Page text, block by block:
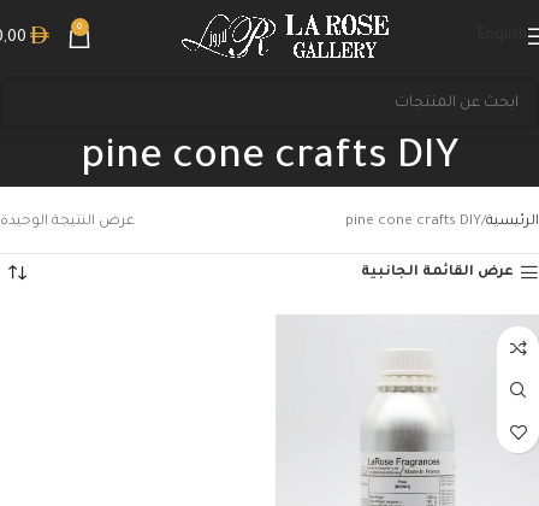
0
pine cone crafts DIY
الرئيسية pine cone crafts DIY عرض النتيجة الوحيدة
عرض القائمة الجانبية